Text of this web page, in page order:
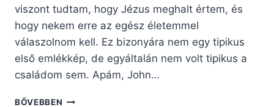
viszont tudtam, hogy Jézus meghalt értem, és
hogy nekem erre az egész életemmel
válaszolnom kell. Ez bizonyára nem egy tipikus
első emlékkép, de egyáltalán nem volt tipikus a
családom sem. Apám, John…
BŐVEBBEN